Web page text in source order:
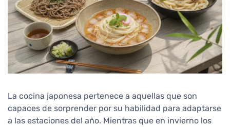
La cocina japonesa pertenece a aquellas que son
capaces de sorprender por su habilidad para adaptarse
a las estaciones del año. Mientras que en invierno los